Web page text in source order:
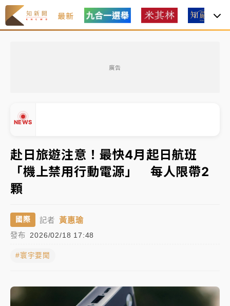
最新
廣告
NEWS
中信慈善基金會想增加董事人數！辜仲諒向法院聲請遭
駁 理由曝光
故宮《龍藏經》特展第2檔！今線上預約開賣一度塞車
周六起展出延長至晚上7時
台東農業處長涉圖利渡假村！東檢抗告成功 今重開羈
押庭
父親節泡湯了！中颱白海豚雨彈轟3天 「紅到發紫」降
雨熱區曝
女律師陳昱瑄詐慈濟10億！黃金158kg遭查扣畫面曝光
旅局回應了
▼
赴日旅遊注意！最快4月起日航班
「機上禁用行動電源」 每人限帶2
顆
國際 記者 黃惠瑜
發布 2026/02/18 17:48
#寰宇要聞